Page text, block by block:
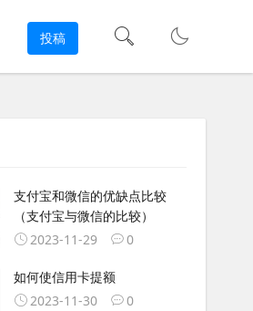
投稿
支付宝和微信的优缺点比较
（支付宝与微信的比较）
2023-11-29
0
如何使信用卡提额
2023-11-30
0